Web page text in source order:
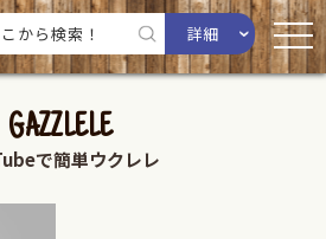
詳細
GAZZLELE
で簡単ウクレレ